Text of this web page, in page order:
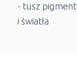
- tusz
i światła